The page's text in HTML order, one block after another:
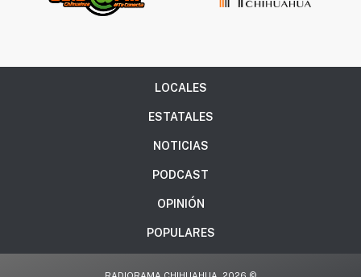
LOCALES
ESTATALES
NOTICIAS
PODCAST
OPINIÓN
POPULARES